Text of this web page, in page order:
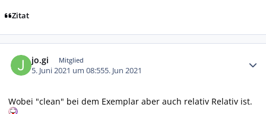
Zitat
jo.gi Mitglied
5. Juni 2021 um 08:555. Jun 2021
Wobei "clean" bei dem Exemplar aber auch relativ Relativ ist.